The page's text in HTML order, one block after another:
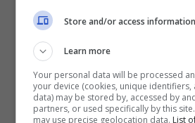
Inghilterra. Perché la
veramente particolare al
quelle che sono le sue
Grande sorpresa quando è
ritiro del tennista
Store and/or access
Learn more
Your personal data will be processed
your device (cookies, unique identifiers,
data) may be stored by, accessed by
partners, or used specifically by this
may use precise geolocation data. List